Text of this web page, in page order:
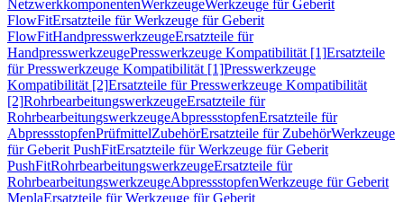
NetzwerkkomponentenWerkzeugeWerkzeuge für Geberit
FlowFitErsatzteile für Werkzeuge für Geberit
FlowFitHandpresswerkzeugeErsatzteile für
HandpresswerkzeugePresswerkzeuge Kompatibilität [1]Ersatzteile
für Presswerkzeuge Kompatibilität [1]Presswerkzeuge
Kompatibilität [2]Ersatzteile für Presswerkzeuge Kompatibilität
[2]RohrbearbeitungswerkzeugeErsatzteile für
RohrbearbeitungswerkzeugeAbpressstopfenErsatzteile für
AbpressstopfenPrüfmittelZubehörErsatzteile für ZubehörWerkzeuge
für Geberit PushFitErsatzteile für Werkzeuge für Geberit
PushFitRohrbearbeitungswerkzeugeErsatzteile für
RohrbearbeitungswerkzeugeAbpressstopfenWerkzeuge für Geberit
MeplaErsatzteile für Werkzeuge für Geberit